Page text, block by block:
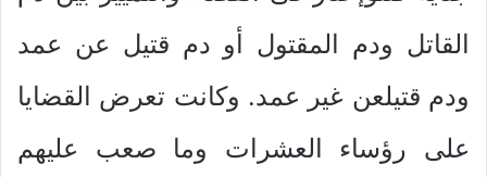
القاتل ودم المقتول أو دم قتيل عن عمد
ودم قتيلعن غير عمد. وكانت تعرض القضايا
على رؤساء العشرات وما صعب عليهم